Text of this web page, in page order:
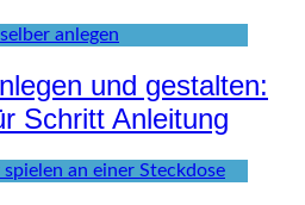
und gestalten:
Schritt Anleitung